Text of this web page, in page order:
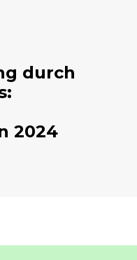
durch
2024